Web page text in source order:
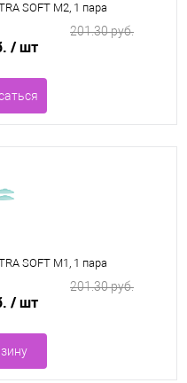
SOFT M2, 1 пара
/ шт
201.30 руб.
SOFT M1, 1 пара
/ шт
201.30 руб.